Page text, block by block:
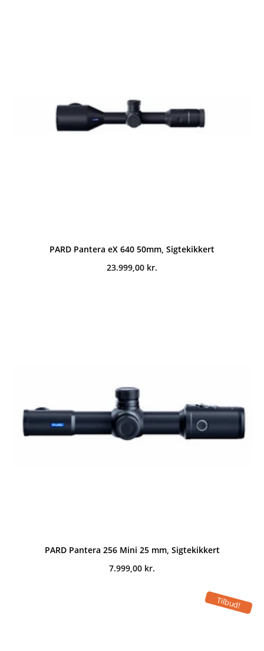
PARD Pantera eX 640 50mm, Sigtekikkert
23.999,00 kr.
PARD Pantera 256 Mini 25 mm, Sigtekikkert
7.999,00 kr.
Tilbud!